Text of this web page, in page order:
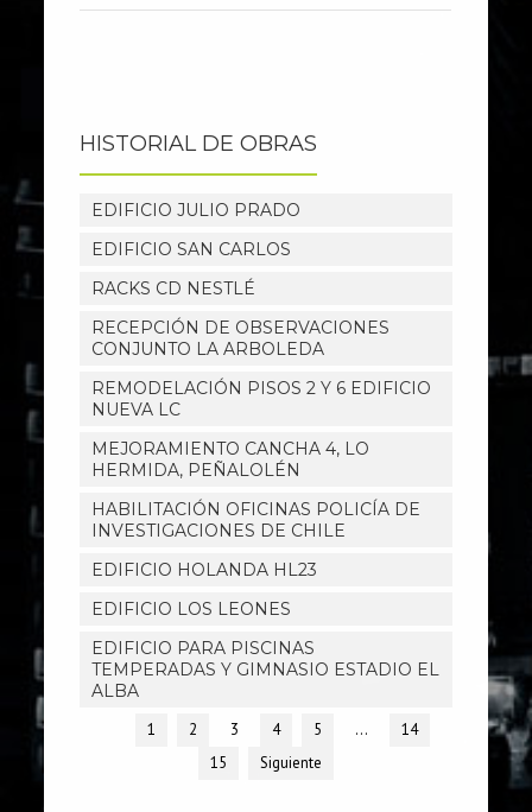
HISTORIAL DE OBRAS
EDIFICIO JULIO PRADO
EDIFICIO SAN CARLOS
RACKS CD NESTLÉ
RECEPCIÓN DE OBSERVACIONES
CONJUNTO LA ARBOLEDA
REMODELACIÓN PISOS 2 Y 6 EDIFICIO
NUEVA LC
MEJORAMIENTO CANCHA 4, LO
HERMIDA, PEÑALOLÉN
HABILITACIÓN OFICINAS POLICÍA DE
INVESTIGACIONES DE CHILE
EDIFICIO HOLANDA HL23
EDIFICIO LOS LEONES
EDIFICIO PARA PISCINAS
TEMPERADAS Y GIMNASIO ESTADIO EL
ALBA
1 2 3 4 5 …
14
15
Siguiente